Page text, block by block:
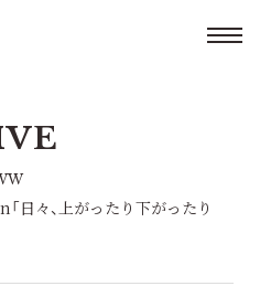
日々、上がったり下がったり